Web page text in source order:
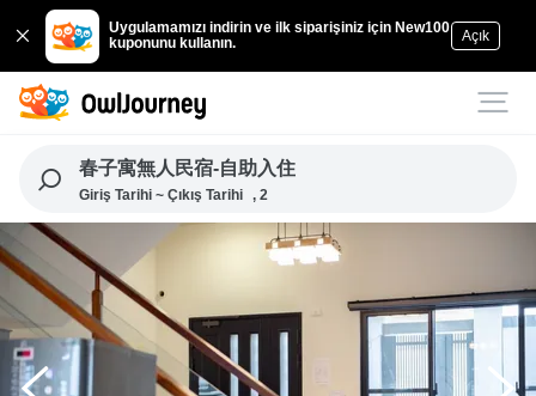
Uygulamamızı indirin ve ilk siparişiniz için New100
kuponunu kullanın.
Açık
春子寓無人民宿-自助入住
Giriş Tarihi ~ Çıkış Tarihi , 2